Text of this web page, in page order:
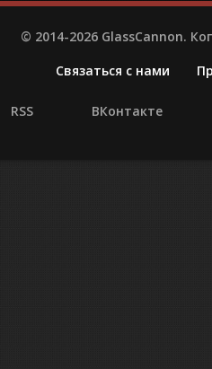
© 2014-2026 GlassCannon.
Связаться с нами
RSS ВКонтакте